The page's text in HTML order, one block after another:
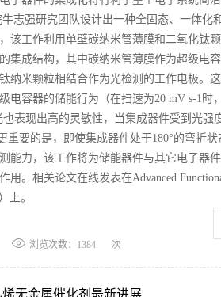
志强研究团队设计出一种全固态、一体化
该工作利用单壁碳纳米管薄膜和二氧化钛
集成结构，其中碳纳米管薄膜作为超级电
纳米颗粒相结合作为光检测的工作电极。
电容器的储能行为（在扫速为20 mV s-1时
表现出高的灵敏性，当集成器件受到光强
重要的是，即使集成器件处于180°的弯折
能力，该工作将为储能器件与其它电子器
用。相关论文在线发表在Advanced
上。
浏览次数： 1384 次
无金属催化剂最新进展